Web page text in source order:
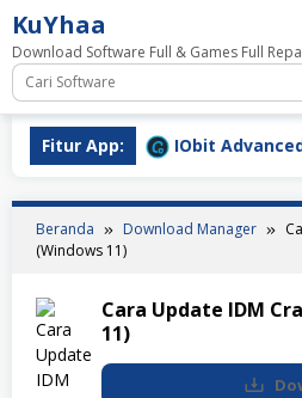
Loncat
ke
konten
KuYhaa
Download Software Full & Games Full
Fitur App:IObit Advanced
Beranda Download Manager
(Windows 11)
Cara Update IDM
11)